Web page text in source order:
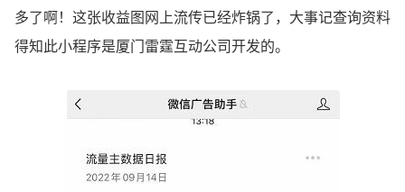
多了啊！这张收益图网上流传已经炸锅了，大事记查询资料
得知此小程序是厦门雷霆互动公司开发的。